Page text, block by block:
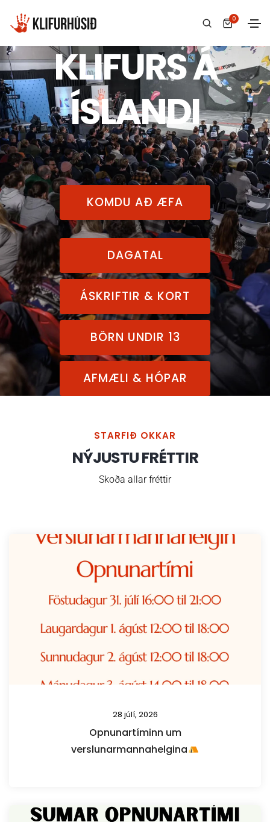
0
HEIMILI
KLIFURS Á
ÍSLANDI
KOMDU AÐ ÆFA
DAGATAL
ÁSKRIFTIR & KORT
BÖRN UNDIR 13
AFMÆLI & HÓPAR
STARFIÐ OKKAR
NÝJUSTU FRÉTTIR
Skoða allar fréttir
28 júlí, 2026
Opnunartíminn um
verslunarmannahelgina